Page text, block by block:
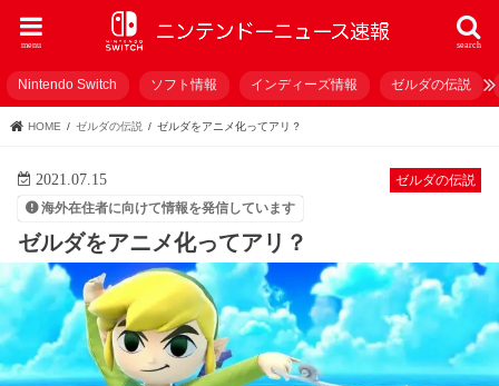
search
menu
Nintendo Switch ソフト情報 インディーズ情報 ゼルダの伝説
HOME ゼルダの伝説 ゼルダをアニメ化ってアリ？
ゼルダの伝説
2021.07.15
海外在住者に向けて情報を発信しています
ゼルダをアニメ化ってアリ？